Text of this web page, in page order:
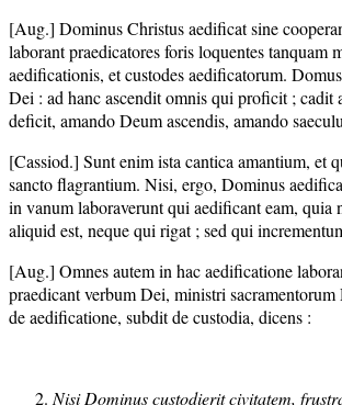
[Aug.] Dominus Christus aedificat sine
laborant praedicatores foris loquentes tanquam
aedificationis, et custodes aedificatorum.
Dei : ad hanc ascendit omnis qui proficit ; cadit
deficit, amando Deum ascendis, amando
[Cassiod.] Sunt enim ista cantica amantium, et
sancto flagrantium. Nisi, ergo, Dominus
in vanum laboraverunt qui aedificant eam, quia
aliquid est, neque qui rigat ; sed qui
[Aug.] Omnes autem in hac aedificatione
praedicant verbum Dei, ministri
de aedificatione, subdit de custodia, dicens :
Nisi Dominus custodierit civitatem,